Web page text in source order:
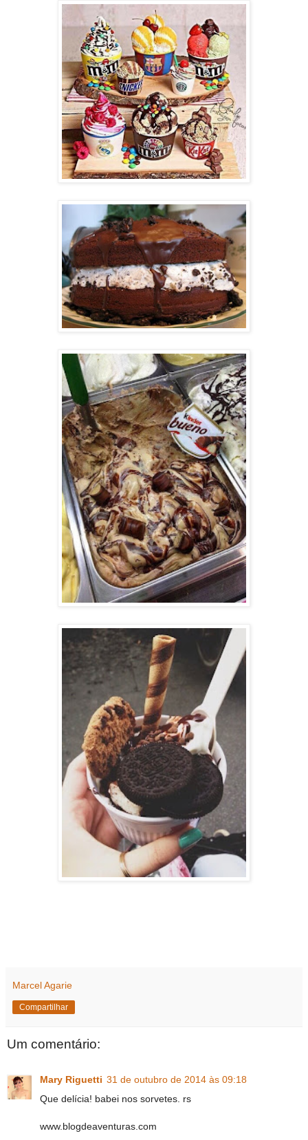
Marcel Agarie
Compartilhar
Um comentário:
Mary Riguetti 31 de outubro de 2014 às 09:18
Que delícia! babei nos sorvetes. rs
www.blogdeaventuras.com